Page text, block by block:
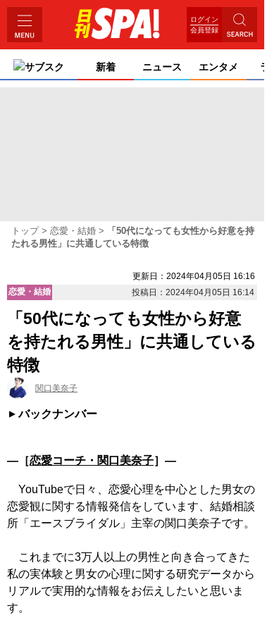
ログイン
会員登録
サブスク 新着 ニュース エンタメ ライ
トップ 恋愛・結婚
「50代になっても女性から好意を持
たれる男性」に共通している特徴
更新日：2024年04月05日 16:16
恋愛・結婚
投稿日：2024年04月05日 16:14
「50代になっても女性から好意
を持たれる男性」に共通している
特徴
関口美奈子
バックナンバー
―［恋愛コーチ・関口美奈子］―
YouTubeで日々、恋愛心理を中心とした男女の
恋愛観に関する情報発信をしています、結婚相談
所「エースブライダル」主宰の関口美奈子です。
これまでに3万人以上の男性と向き合ってきた
私の実体験と男女の心理に関する研究データから
リアルで実用的な情報をお伝えしたいと思いま
す。